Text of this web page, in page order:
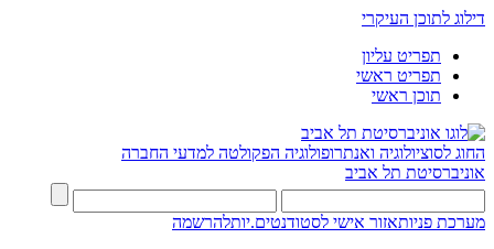
דילוג לתוכן העיקרי
תפריט עליון
תפריט ראשי
תוכן ראשי
החוג לסוציולוגיה ואנתרופולוגיה הפקולטה למדעי החברה
אוניברסיטת תל אביב
מערכת פניותאזור אישי לסטודנטים.יותלהרשמה